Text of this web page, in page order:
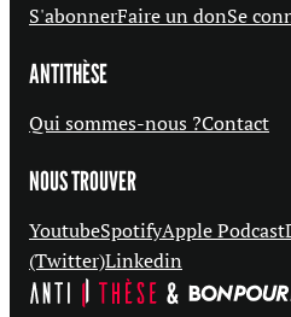
S'abonnerFaire un donSe
ANTITHÈSE
Qui sommes-nous ?Contact
NOUS TROUVER
YoutubeSpotifyApple Podcast
(Twitter)Linkedin